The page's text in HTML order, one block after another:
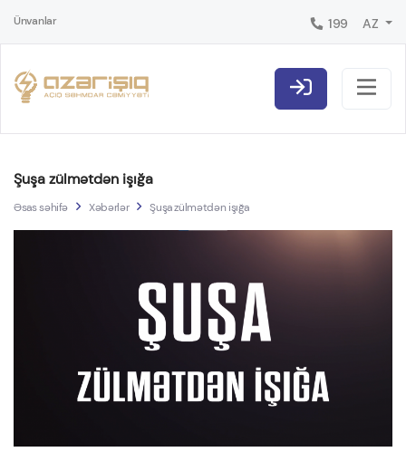
Ünvanlar 199 AZ
Şuşa zülmətdən işığa
Əsas səhifə Xəbərlər Şuşa zülmətdən işığa